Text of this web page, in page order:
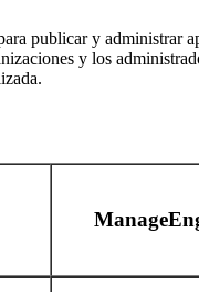
publicar y administrar
y los